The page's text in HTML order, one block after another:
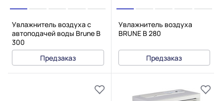
Увлажнитель воздуха с
автоподачей воды Brune B
300
Предзаказ
Увлажнитель воздуха
BRUNE B 280
Предзаказ